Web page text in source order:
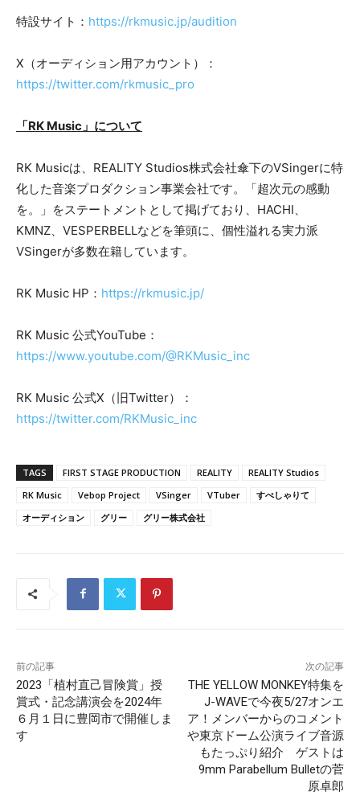
特設サイト： https://rkmusic.jp/audition
X（オーディション用アカウント）：
https://twitter.com/rkmusic_pro
「RK Music」について
RK Musicは、REALITY Studios株式会社傘下のVSingerに特
化した音楽プロダクション事業会社です。「超次元の感動
を。」をステートメントとして掲げており、HACHI、
KMNZ、VESPERBELLなどを筆頭に、個性溢れる実力派
VSingerが多数在籍しています。
RK Music HP： https://rkmusic.jp/
RK Music 公式YouTube：
https://www.youtube.com/@RKMusic_inc
RK Music 公式X（旧Twitter）：
https://twitter.com/RKMusic_inc
TAGS FIRST STAGE PRODUCTION REALITY
REALITY Studios
RK Music
Vebop Project VSinger VTuber
すぺしゃりて
オーディション
グリー グリー株式会社
前の記事
2023「植村直己冒険賞」授
賞式・記念講演会を2024年
６月１日に豊岡市で開催しま
す
次の記事
THE YELLOW MONKEY特集を
J-WAVEで今夜5/27オンエ
ア！メンバーからのコメント
や東京ドーム公演ライブ音源
もたっぷり紹介 ゲストは
9mm Parabellum Bulletの菅
原卓郎